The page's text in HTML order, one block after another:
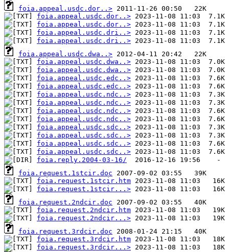
foia.appeal.usdc.dor..>
foia.appeal.usdc.dor..>
foia.appeal.usdc.dor..>
foia.appeal.usdc.dri..>
foia.appeal.usdc.dri..>
foia.appeal.usdc.dwa..>
foia.appeal.usdc.dwa..>
foia.appeal.usdc.dwa..>
foia.appeal.usdc.edc..>
foia.appeal.usdc.edc..>
foia.appeal.usdc.ndc..>
foia.appeal.usdc.ndc..>
foia.appeal.usdc.ndc..>
foia.appeal.usdc.ndc..>
foia.appeal.usdc.sdc..>
foia.appeal.usdc.sdc..>
foia.appeal.usdc.sdc..>
foia.appeal.usdc.sdc..>
foia.reply.2004-03-16/
foia.request.1stcir.doc
foia.request.1stcir.htm
foia.request.1stcir...>
foia.request.2ndcir.doc
foia.request.2ndcir.htm
foia.request.2ndcir...>
foia.request.3rdcir.doc
foia.request.3rdcir.htm
foia.request.3rdcir...>